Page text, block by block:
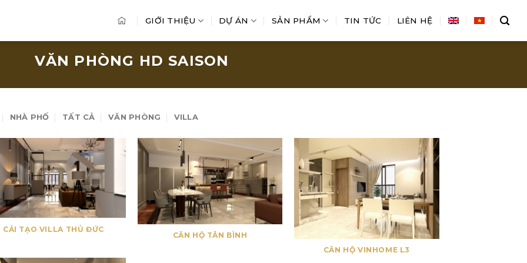
GIỚI THIỆU DỰ ÁN SẢN PHẨM TIN TỨC LIÊN HỆ
VĂN PHÒNG HD SAISON
NHÀ PHỐ TẤT CẢ VĂN PHÒNG VILLA
CẢI TẠO VILLA THỦ ĐỨC
CĂN HỘ TÂN BÌNH
CĂN HỘ VINHOME L3